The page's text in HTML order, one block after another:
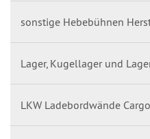
sonstige Hebebühnen
Lager, Kugellager und
LKW Ladebordwände